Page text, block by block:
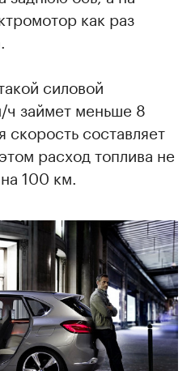
как раз
силовой
ч займет меньше 8
составляет
расход топлива не
100 км.